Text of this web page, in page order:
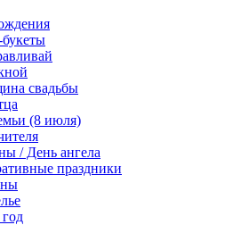
свадьбы
(8 июля)
/ День ангела
праздники